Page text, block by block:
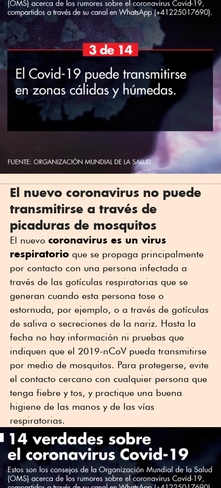
El nuevo coronavirus no puede
transmitirse a través de
picaduras de mosquitos
El nuevo coronavirus es un virus
respiratorio que se propaga principalmente
por contacto con una persona infectada a
través de las gotículas respiratorias que se
generan cuando esta persona tose o
estornuda, por ejemplo, o a través de gotículas
de saliva o secreciones de la nariz. Hasta la
fecha no hay información ni pruebas que
indiquen que el 2019-nCoV pueda transmitirse
por medio de mosquitos. Para protegerse, evite
el contacto cercano con cualquier persona que
tenga fiebre y tos, y practique una buena
higiene de las manos y de las vías
respiratorias.